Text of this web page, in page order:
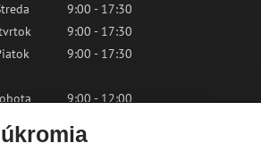
9:00 - 17:30
9:00 - 17:30
9:00 - 17:30
9:00 - 12:00